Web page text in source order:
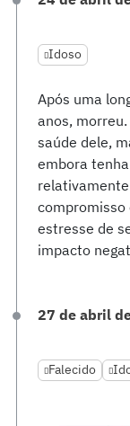
Idoso
Após uma
anos,
saúde dele,
embora
compromisso
estresse de
impacto
27 de abril
Falecido